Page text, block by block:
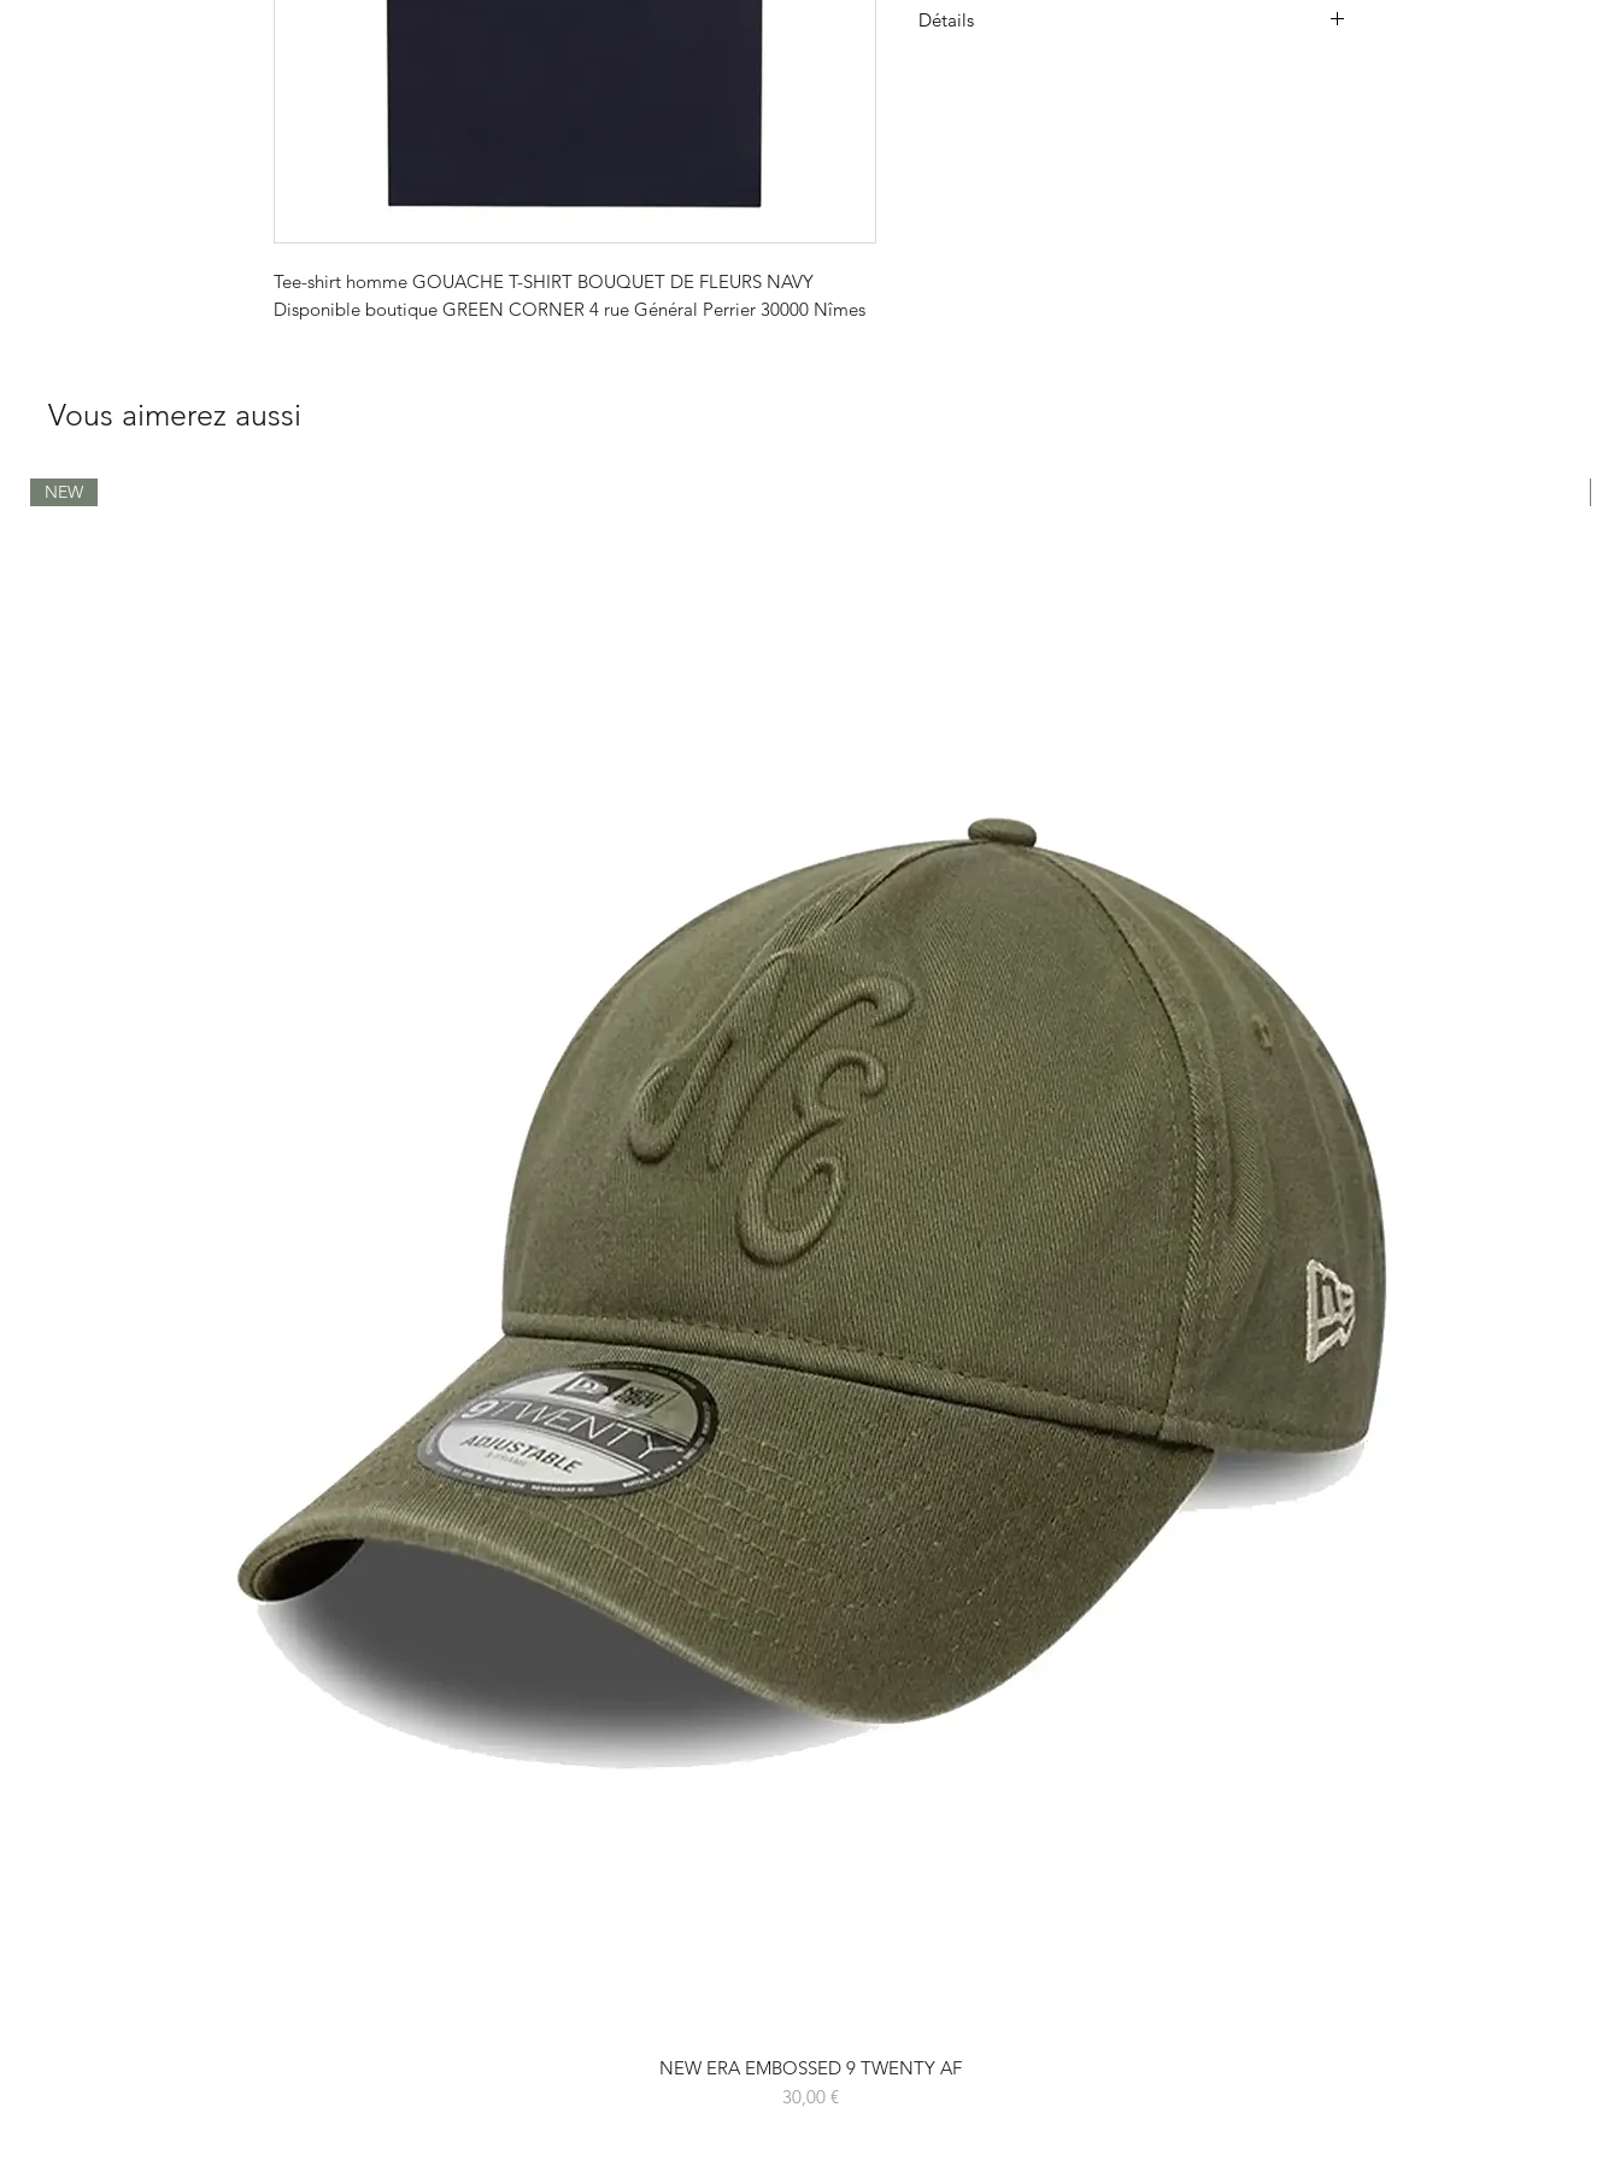
Tee-shirt homme GOUACHE T-SHIRT BOUQUET DE FLEURS NAVY
Disponible boutique GREEN CORNER 4 rue Général Perrier 30000 Nîmes
Détails
Vous aimerez aussi
NEW
NEW ERA EMBOSSED 9 TWENTY AF
Prix
30,00 €